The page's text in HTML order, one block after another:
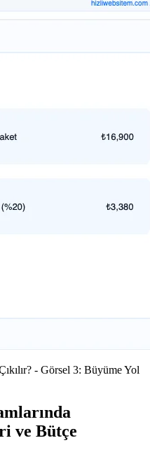
- Görsel 3: Büyüme Yol
ve Bütçe